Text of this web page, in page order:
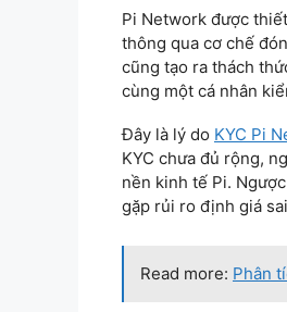
Pi Network được
thông qua cơ chế
cũng tạo ra thách
cùng một cá nhân
Đây là lý do KYC Pi
KYC chưa đủ rộng,
nền kinh tế Pi.
gặp rủi ro định giá
Read more: Phân